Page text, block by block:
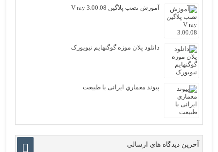
آموزش نصب پلاگین V-ray 3.00.08
دانلود پلان موزه گوگنهایم نیویورک
پيوند معماري ایرانی با طبيعت
آخرین دیدگاه های ارسالی